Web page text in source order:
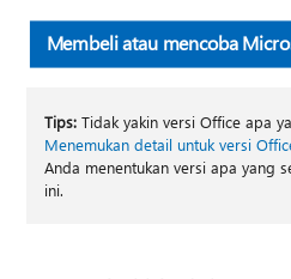
Membeli atau mencoba
Tips: Tidak yakin versi Office apa
Menemukan detail untuk versi
Anda menentukan versi apa yang
ini.